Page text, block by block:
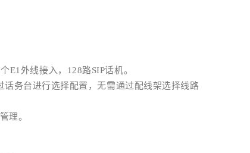
E1外线接入，128路SIP话机。
务台进行选择配置，无需通过配线架选择线路
理。